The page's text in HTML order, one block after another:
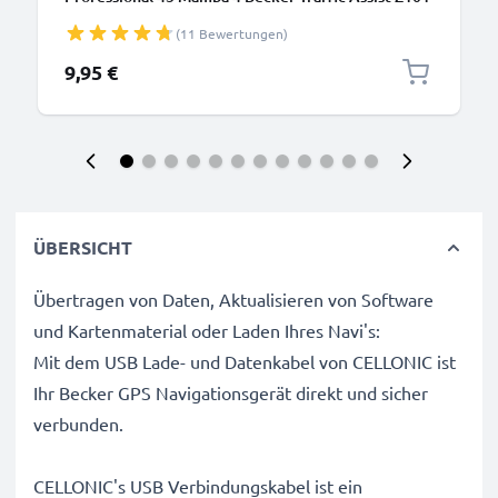
1000mA Ladekabel 1.1m - Netzteil, Steckdose
(11 Bewertungen)
9,95 €
ÜBERSICHT
Übertragen von Daten, Aktualisieren von Software
und Kartenmaterial oder Laden Ihres Navi's:
Mit dem USB Lade- und Datenkabel von CELLONIC ist
Ihr Becker GPS Navigationsgerät direkt und sicher
verbunden.
CELLONIC's USB Verbindungskabel ist ein